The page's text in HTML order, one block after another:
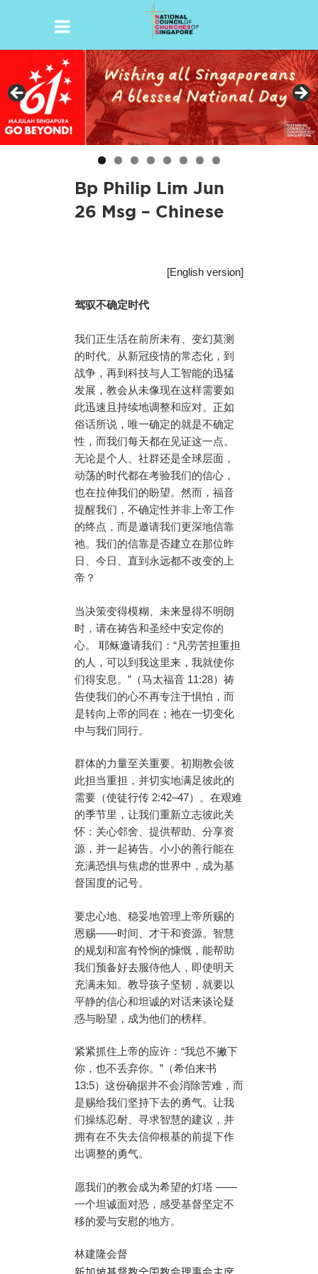
Bp Philip Lim Jun
26 Msg – Chinese
[English version]
驾驭不确定时代
我们正生活在前所未有、变幻莫测
的时代。从新冠疫情的常态化，到
战争，再到科技与人工智能的迅猛
发展，教会从未像现在这样需要如
此迅速且持续地调整和应对。正如
俗话所说，唯一确定的就是不确定
性，而我们每天都在见证这一点。
无论是个人、社群还是全球层面，
动荡的时代都在考验我们的信心，
也在拉伸我们的盼望。然而，福音
提醒我们，不确定性并非上帝工作
的终点，而是邀请我们更深地信靠
祂。我们的信靠是否建立在那位昨
日、今日、直到永远都不改变的上
帝？
当决策变得模糊、未来显得不明朗
时，请在祷告和圣经中安定你的
心。 耶稣邀请我们：“凡劳苦担重担
的人，可以到我这里来，我就使你
们得安息。”（马太福音 11:28）祷
告使我们的心不再专注于惧怕，而
是转向上帝的同在；祂在一切变化
中与我们同行。
群体的力量至关重要。初期教会彼
此担当重担，并切实地满足彼此的
需要（使徒行传 2:42–47）。在艰难
的季节里，让我们重新立志彼此关
怀：关心邻舍、提供帮助、分享资
源，并一起祷告。小小的善行能在
充满恐惧与焦虑的世界中，成为基
督国度的记号。
要忠心地、稳妥地管理上帝所赐的
恩赐——时间、才干和资源。智慧
的规划和富有怜悯的慷慨，能帮助
我们预备好去服侍他人，即使明天
充满未知。教导孩子坚韧，就要以
平静的信心和坦诚的对话来谈论疑
惑与盼望，成为他们的榜样。
紧紧抓住上帝的应许：“我总不撇下
你，也不丢弃你。”（希伯来书
13:5）这份确据并不会消除苦难，而
是赐给我们坚持下去的勇气。让我
们操练忍耐、寻求智慧的建议，并
拥有在不失去信仰根基的前提下作
出调整的勇气。
愿我们的教会成为希望的灯塔 ——
一个坦诚面对恐，感受基督坚定不
移的爱与安慰的地方。
林建隆会督